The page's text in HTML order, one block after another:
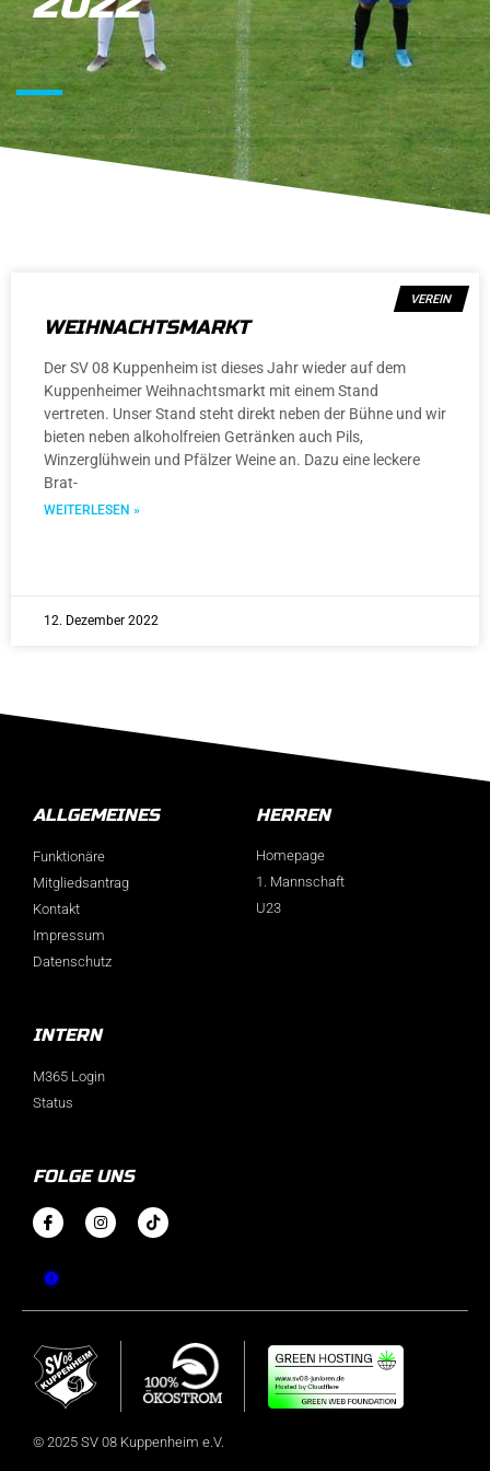
VEREIN
WEIHNACHTSMARKT
Der SV 08 Kuppenheim ist dieses Jahr wieder auf dem
Kuppenheimer Weihnachtsmarkt mit einem Stand
vertreten. Unser Stand steht direkt neben der Bühne und wir
bieten neben alkoholfreien Getränken auch Pils,
Winzerglühwein und Pfälzer Weine an. Dazu eine leckere
Brat-
WEITERLESEN »
12. Dezember 2022
ALLGEMEINES
Funktionäre
Mitgliedsantrag
Kontakt
Impressum
Datenschutz
HERREN
Homepage
1. Mannschaft
U23
INTERN
M365 Login
Status
FOLGE UNS
© 2025 SV 08 Kuppenheim e.V.